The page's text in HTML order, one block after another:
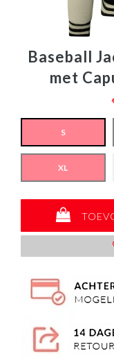
Baseball
met
S
XL